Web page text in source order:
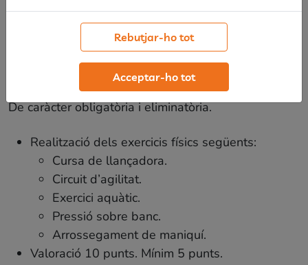
Generalitat
curs
2A PROVA: FÍSIQUES OPOSICIONS
BOMBERS GENERALITAT
De caràcter obligatòria i eliminatòria.
Realització dels exercicis físics següents:
Cursa de llançadora.
Circuit d’agilitat.
Exercici aquàtic.
Pressió sobre banc.
Arrossegament de maniquí.
Valoració 10 punts. Mínim 5 punts.
Rebutjar-ho tot
Acceptar-ho tot